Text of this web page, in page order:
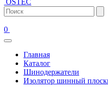
OSTEC
0
Главная
Каталог
Шинодержатели
Изолятор шинный